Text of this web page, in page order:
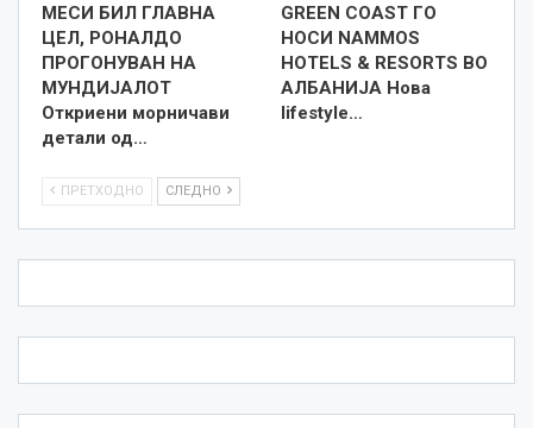
МЕСИ БИЛ ГЛАВНА
ЦЕЛ, РОНАЛДО
ПРОГОНУВАН НА
МУНДИЈАЛОТ
Откриени морничави
детали од…
GREEN COAST ГО
НОСИ NAMMOS
HOTELS & RESORTS ВО
АЛБАНИЈА Нова
lifestyle…
ПРЕТХОДНО СЛЕДНО